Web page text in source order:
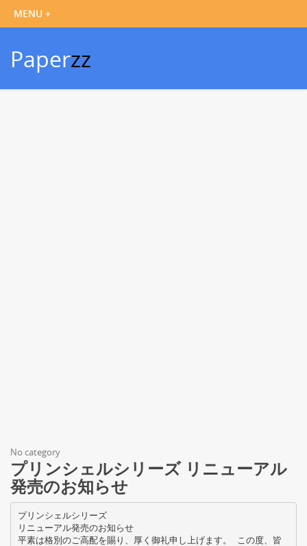
Paperzz
No category
プリンシェルシリーズ リニューアル
発売のお知らせ
プリンシェルシリーズ
リニューアル発売のお知らせ
平素は格別のご高配を賜り、厚く御礼申し上げます。 この度、皆